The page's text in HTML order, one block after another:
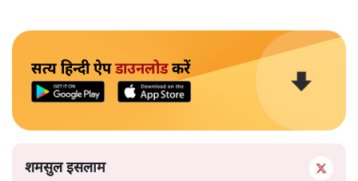
सत्य हिन्दी ऐपडाउनलोडकरें
शमसुल इसलाम